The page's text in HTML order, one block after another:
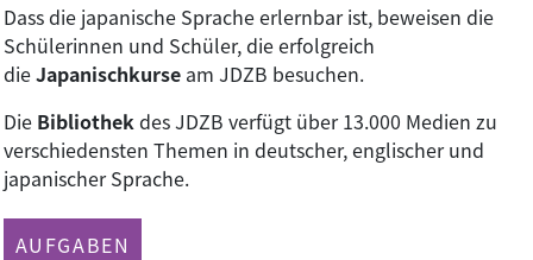
Dass die japanische Sprache erlernbar ist, beweisen die
Schülerinnen und Schüler, die erfolgreich
dieJapanischkurse am JDZB besuchen.
Die Bibliothekdes JDZB verfügt über 13.000 Medien zu
verschiedensten Themen in deutscher, englischer und
japanischer Sprache.
AUFGABEN